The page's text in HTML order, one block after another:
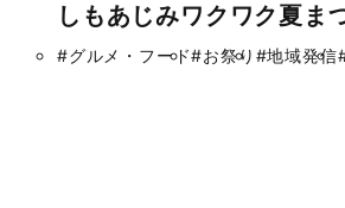
しもあじみワクワク夏ま
#グルメ・フード#お祭り #地域発信